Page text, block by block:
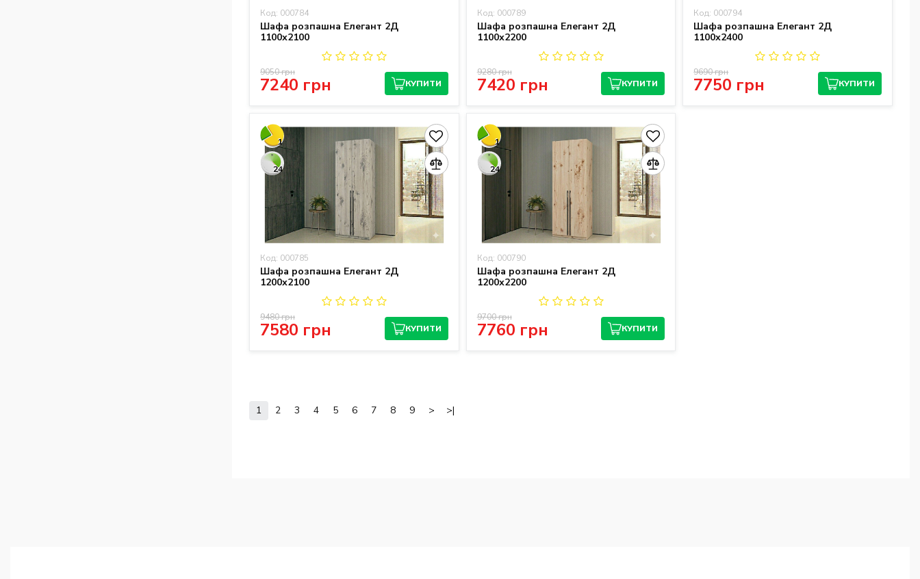
Код: 000784
Шафа розпашна Елегант 2Д
1100х2100
7240 грн
9050 грн
КУПИТИ
Код: 000789
Шафа розпашна Елегант 2Д
1100х2200
7420 грн
9280 грн
КУПИТИ
Код: 000794
Шафа розпашна Елегант 2Д
1100х2400
7750 грн
9690 грн
КУПИТИ
1
24
Код: 000785
Шафа розпашна Елегант 2Д
1200х2100
7580 грн
9480 грн
КУПИТИ
1
24
Код: 000790
Шафа розпашна Елегант 2Д
1200х2200
7760 грн
9700 грн
КУПИТИ
1 2 3 4 5 6 7 8 9 > >|